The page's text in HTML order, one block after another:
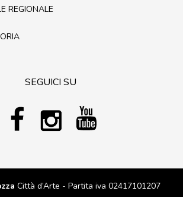
REGIONALE
SEGUICI SU
Città d’Arte - Partita iva 02417101207